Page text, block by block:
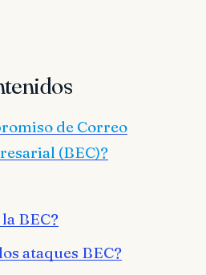
de Correo
(BEC)?
BEC?
ataques BEC?